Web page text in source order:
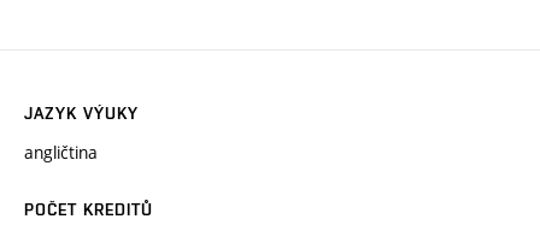
JAZYK VÝUKY
angličtina
POČET KREDITŮ